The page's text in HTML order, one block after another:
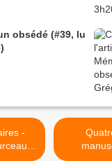
obsédé (#39, lu